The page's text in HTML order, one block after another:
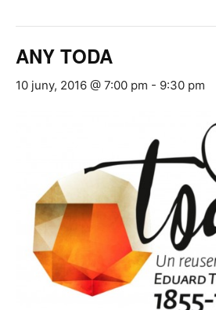
ANY TODA
10 juny, 2016 @ 7:00 pm - 9:30 pm